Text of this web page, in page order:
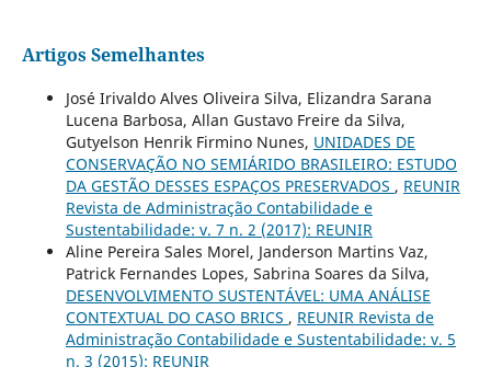
Artigos Semelhantes
José Irivaldo Alves Oliveira Silva, Elizandra Sarana
Lucena Barbosa, Allan Gustavo Freire da Silva,
Gutyelson Henrik Firmino Nunes, UNIDADES DE
CONSERVAÇÃO NO SEMIÁRIDO BRASILEIRO: ESTUDO
DA GESTÃO DESSES ESPAÇOS PRESERVADOS , REUNIR
Revista de Administração Contabilidade e
Sustentabilidade: v. 7 n. 2 (2017): REUNIR
Aline Pereira Sales Morel, Janderson Martins Vaz,
Patrick Fernandes Lopes, Sabrina Soares da Silva,
DESENVOLVIMENTO SUSTENTÁVEL: UMA ANÁLISE
CONTEXTUAL DO CASO BRICS , REUNIR Revista de
Administração Contabilidade e Sustentabilidade: v. 5
n. 3 (2015): REUNIR